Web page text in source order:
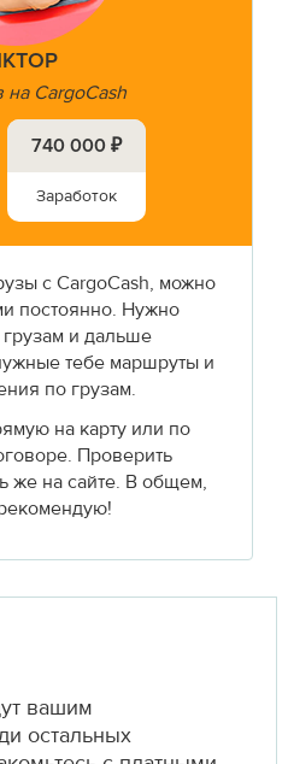
на CargoCash
740 000 ₽
Заработок
с CargoCash, можно
постоянно. Нужно
и дальше
тебе маршруты и
по грузам.
на карту или по
Проверить
же на сайте. В общем,
вашим
остальных